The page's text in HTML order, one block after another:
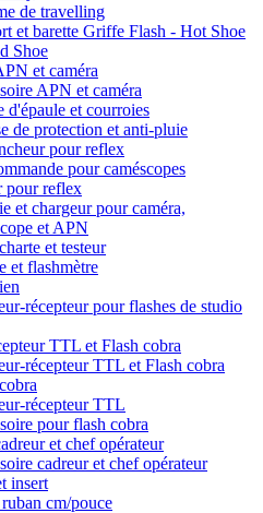
de travelling
et barette Griffe Flash - Hot Shoe
Shoe
et caméra
APN et caméra
d'épaule et courroies
de protection et anti-pluie
pour reflex
pour caméscopes
pour reflex
et chargeur pour caméra,
et APN
et testeur
et flashmètre
récepteur pour flashes de studio
TTL et Flash cobra
récepteur TTL et Flash cobra
récepteur TTL
pour flash cobra
et chef opérateur
cadreur et chef opérateur
insert
cm/pouce